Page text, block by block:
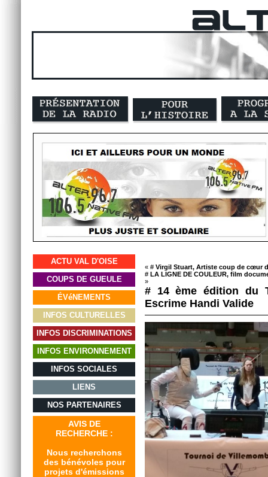
ACTU VAL D'OISE
COUPS DE GUEULE
ÉVéNEMENTS
INFOS CULTURELLES
INFOS DISCRIMINATIONS
INFOS ENVIRONNEMENT
INFOS SOCIALES
LIENS
NOS PARTENAIRES
AVIS DE
RECHERCHE :
Nous recherchons
des bénévoles pour
projets d'émissions
« # Virgil Stuart, Artiste coup de cœur
# LA LIGNE DE COULEUR, film
»
# 14 ème édition du
Escrime Handi Valide